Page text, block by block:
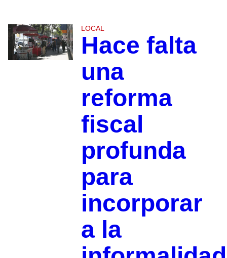
LOCAL
Hace falta
una
reforma
fiscal
profunda
para
incorporar
a la